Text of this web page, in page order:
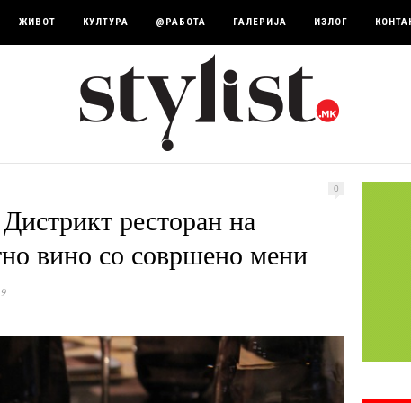
ЖИВОТ КУЛТУРА @РАБОТА ГАЛЕРИЈА ИЗЛОГ
0
ресторан на
вино со совршено мени